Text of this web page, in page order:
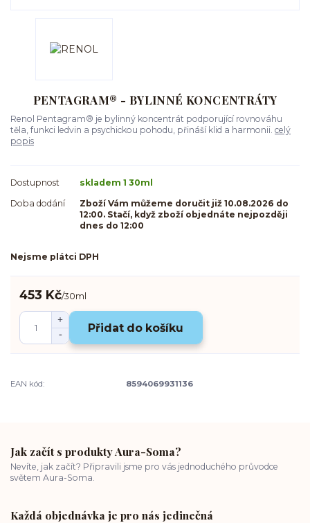
PENTAGRAM® - BYLINNÉ KONCENTRÁTY
Renol Pentagram® je bylinný koncentrát podporující rovnováhu
těla, funkci ledvin a psychickou pohodu, přináší klid a harmonii. celý
popis
Dostupnost
skladem 1 30ml
Doba dodání
Zboží Vám můžeme doručit již 10.08.2026 do
12:00. Stačí, když zboží objednáte nejpozději
dnes do 12:00
Nejsme plátci DPH
453 Kč/30ml
Přidat do košíku
EAN kód: 8594069931136
Jak začít s produkty Aura-Soma?
Nevíte, jak začít? Připravili jsme pro vás jednoduchého průvodce
světem Aura-Soma.
Každá objednávka je pro nás jedinečná